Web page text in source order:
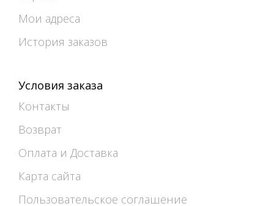
Мои адреса
История заказов
Условия заказа
Контакты
Возврат
Оплата и Доставка
Карта сайта
Пользовательское соглашение